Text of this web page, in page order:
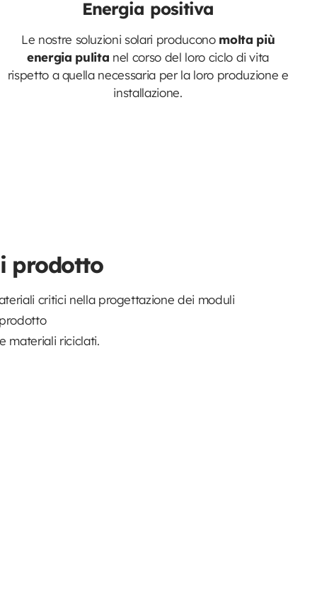
Energia positiva
Le nostre soluzioni solari producono molta più
energia pulita nel corso del loro ciclo di vita
rispetto a quella necessaria per la loro produzione e
installazione.
prodotto
critici nella progettazione dei moduli
materiali riciclati.